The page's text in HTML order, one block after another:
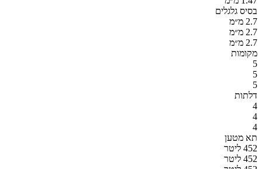
בסיס גלגלים
2.7 מ״מ
2.7 מ״מ
2.7 מ״מ
מקומות
5
5
5
דלתות
4
4
4
תא מטען
452 ליטר
452 ליטר